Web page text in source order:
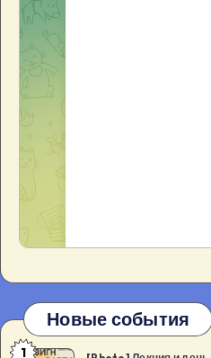
Новые события
1